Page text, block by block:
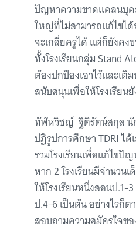
ปัญหาความขาดแคลนบุ
ใหญ่ที่ไม่สามารถแก้ไขได้
จะเกลี่ยครูได้ แต่ก็ยังค
ทั้งโรงเรียนกลุ่ม Stand
ต้องปกป้องเอาไว้และเติ
สนับสนุนเพื่อให้โรงเรียน
ทัฬหวิชญ์ ฐิติรัตน์สกุลนั
ปฏิรูปการศึกษา TDRI ไ
รวมโรงเรียนเพื่อแก้ไขปั
หาก 2 โรงเรียนมีจำนวน
ให้โรงเรียนหนึ่งสอนป.1-
ป.4-6 เป็นต้น อย่างไรก็
สอบถามความสมัครใจข